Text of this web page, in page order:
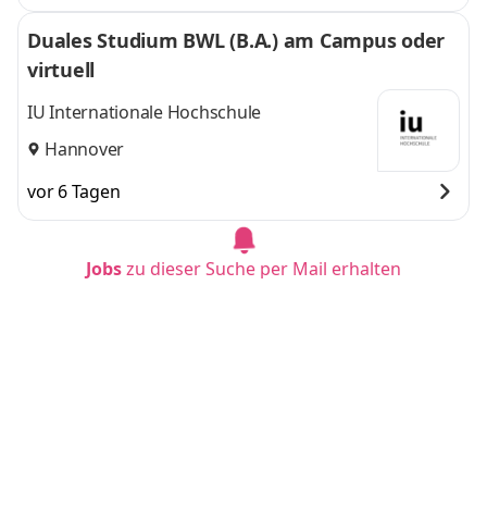
Duales Studium BWL (B.A.) am Campus oder
virtuell
IU Internationale Hochschule
Hannover
vor 6 Tagen
Jobszu dieser Suche per Mail erhalten